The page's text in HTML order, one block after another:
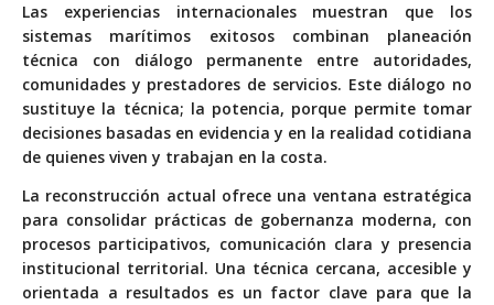
Las experiencias internacionales muestran que los
sistemas marítimos exitosos combinan planeación
técnica con diálogo permanente entre autoridades,
comunidades y prestadores de servicios. Este diálogo no
sustituye la técnica; la potencia, porque permite tomar
decisiones basadas en evidencia y en la realidad cotidiana
de quienes viven y trabajan en la costa.
La reconstrucción actual ofrece una ventana estratégica
para consolidar prácticas de gobernanza moderna, con
procesos participativos, comunicación clara y presencia
institucional territorial. Una técnica cercana, accesible y
orientada a resultados es un factor clave para que la